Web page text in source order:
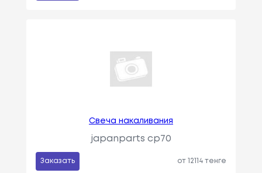
Свеча накаливания
japanparts cp70
Заказать от 12114 тенге